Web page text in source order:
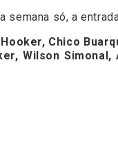
só, a
Chico
Wilson